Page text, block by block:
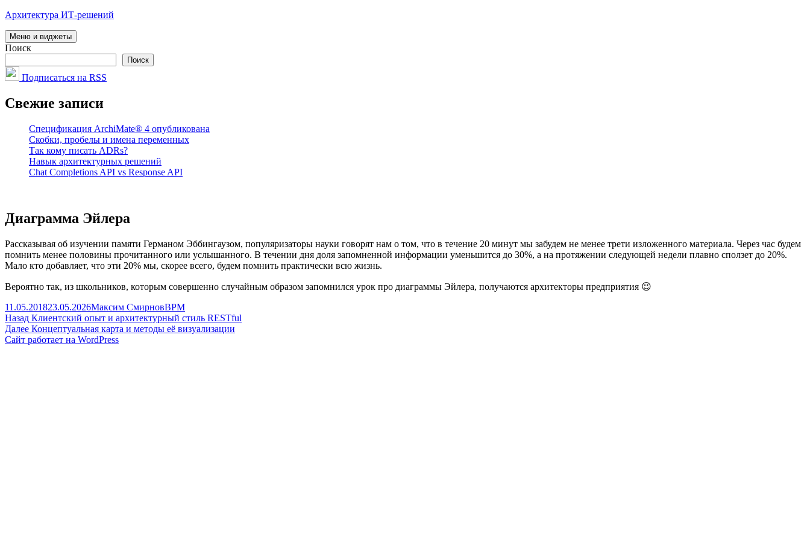
Перейти
содержимому
Архитектура ИТ-решений
Меню и виджеты
Поиск
Поиск
Подписаться на RSS
Свежие записи
Спецификация ArchiMate® 4 опубликована
Скобки, пробелы и имена переменных
Так кому писать ADRs?
Навык архитектурных решений
Chat Completions API vs Response API
Диаграмма Эйлера
Рассказывая об изучении памяти Германом Эббингаузом, популяризаторы науки говорят нам о том, что в течение 20 минут мы забудем не менее трети изложенного материала. Через час будем
помнить менее половины прочитанного или услышанного. В течении дня доля запомненной информации уменьшится до 30%, а на протяжении следующей недели плавно сползет до 20%.
Мало кто добавляет, что эти 20% мы, скорее всего, будем помнить практически всю жизнь.
Вероятно так, из школьников, которым совершенно случайным образом запомнился урок про диаграммы Эйлера, получаются архитекторы предприятия 😉
Опубликовано
11.05.201823.05.2026Автор
Максим СмирновРубрики
BPM
Навигация
по
Назад Предыдущая
запись:
Клиентский опыт и архитектурный стиль RESTful
Далее Следующая
запись:
Концептуальная карта и методы её визуализации
Сайт работает на WordPress